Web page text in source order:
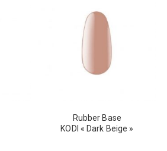
Rubber Base
KODI « Dark Beige »